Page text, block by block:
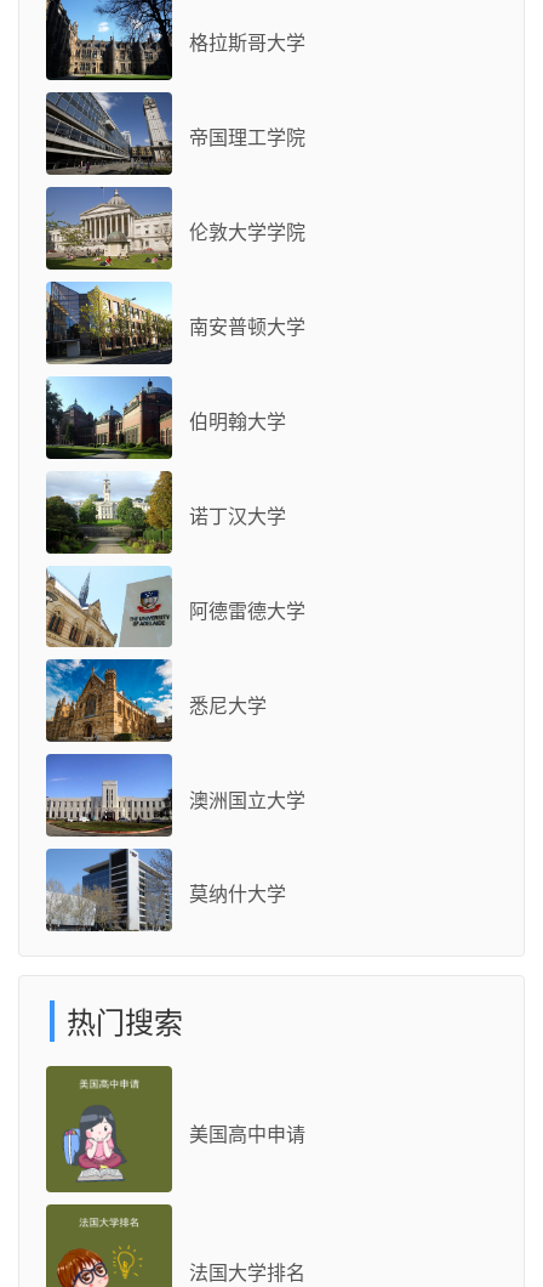
格拉斯哥大学
帝国理工学院
伦敦大学学院
南安普顿大学
伯明翰大学
诺丁汉大学
阿德雷德大学
悉尼大学
澳洲国立大学
莫纳什大学
热门搜索
美国高中申请
法国大学排名